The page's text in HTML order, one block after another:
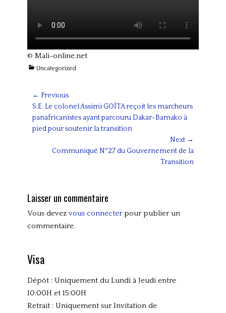
© Mali-online.net
Categories
Uncategorized
Navigation
de
l’article
← Previous
Previous
post:
S.E. Le colonel Assimi GOÏTA reçoit les marcheurs
panafricanistes ayant parcouru Dakar-Bamako à
pied pour soutenir la transition
Next →
Communiqué N°27 du Gouvernement de la
Transition
Laisser un commentaire
Vous devez vous connecterpour publier un
commentaire.
Visa
Dépôt : Uniquement du Lundi à Jeudi entre
10:00H et 15:00H
Retrait : Uniquement sur Invitation de